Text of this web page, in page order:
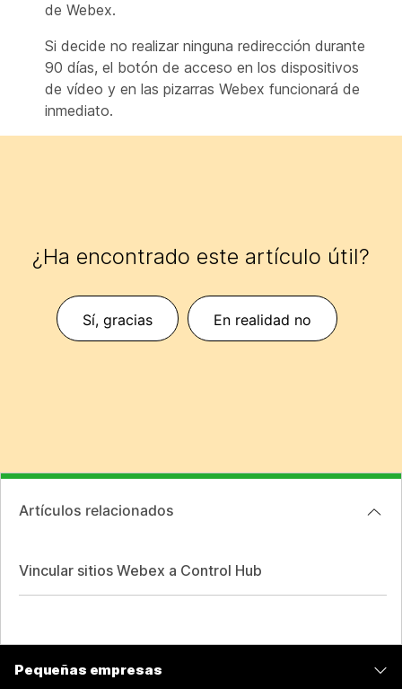
de Webex.
Si decide no realizar ninguna redirección durante
90 días, el botón de acceso en los dispositivos
de vídeo y en las pizarras Webex funcionará de
inmediato.
¿Ha encontrado este artículo útil?
Sí, gracias En realidad no
Artículos relacionados
Vincular sitios Webex a Control Hub
Pequeñas empresas